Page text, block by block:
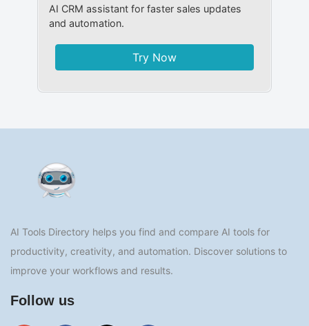
AI CRM assistant for faster sales updates
and automation.
Try Now
AI Tools Directory helps you find and compare AI tools for
productivity, creativity, and automation. Discover solutions to
improve your workflows and results.
Follow us